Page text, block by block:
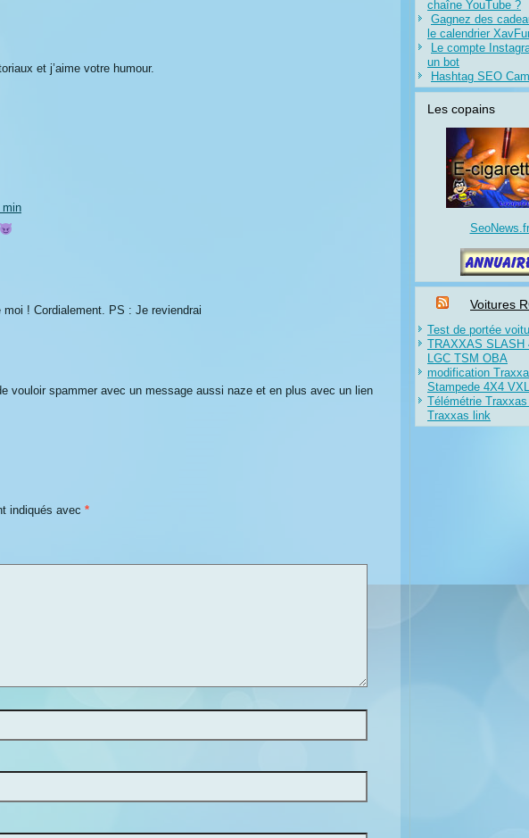
et j’aime votre humour.
min
! Cordialement. PS : Je reviendrai
vouloir spammer avec un message aussi naze et en plus avec un lien
indiqués avec *
chaîne YouTube ?
Gagnez des
le calendrier
Le compte
un bot
Hashtag SEO
Les copains
SeoNews.fr
Voitures
Test de portée
TRAXXAS SLASH
LGC TSM OBA
modification
Stampede 4X4 VXL
Télémétrie
Traxxas link